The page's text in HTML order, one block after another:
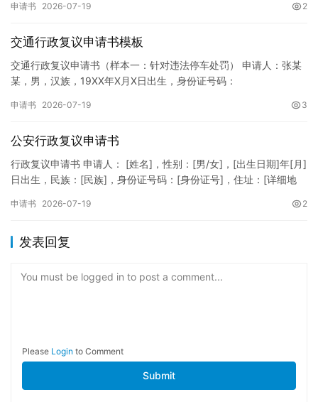
纸张与…
申请书 2026-07-19 2
交通行政复议申请书模板
交通行政复议申请书（样本一：针对违法停车处罚） 申请人：张某
某，男，汉族，19XX年X月X日出生，身份证号码：
申请书 2026-07-19 3
公安行政复议申请书
行政复议申请书 申请人： [姓名]，性别：[男/女]，[出生日期]年[月]
日出生，民族：[民族]，身份证号码：[身份证号]，住址：[详细地
申请书 2026-07-19 2
发表回复
You must be logged in to post a comment...
Please Login to Comment
Submit